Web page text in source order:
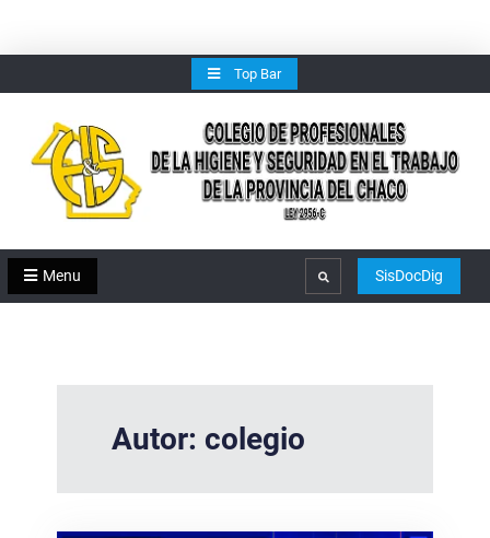
to
content
Top Bar
Menu Search SisDocDig
Autor: colegio